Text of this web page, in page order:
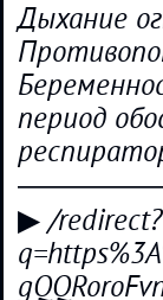
Дыхание
период
▶ /redirect?